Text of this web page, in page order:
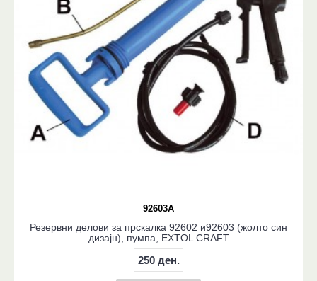
92603A
Резервни делови за прскалка 92602 и92603 (жолто син
дизајн), пумпа, EXTOL CRAFT
250 ден.